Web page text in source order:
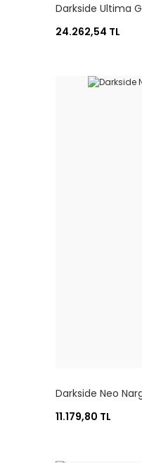
Darkside Ultima
24.262,54 TL
Darkside Neo
11.179,80 TL